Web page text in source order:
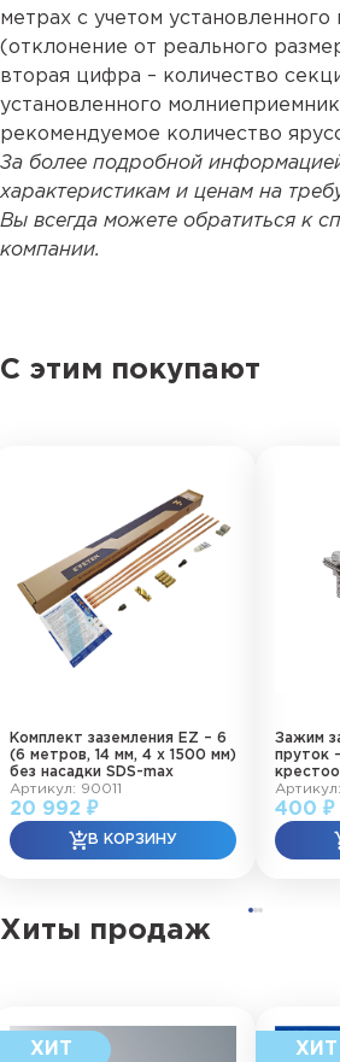
метрах с учетом
(отклонение от реального
вторая цифра – количество
установленного
рекомендуемое количество
За более подробной
характеристикам и ценам на
Вы всегда можете обратиться к
компании.
С этим покупают
Комплект заземления EZ – 6
(6 метров, 14 мм, 4 х 1500 мм)
без насадки SDS-max
Артикул: 90011
20 992 ₽
Зажим
пруток
400 ₽
Хиты продаж